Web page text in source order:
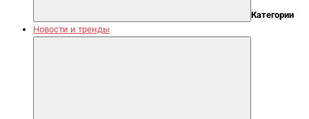
Категории
Новости и тренды